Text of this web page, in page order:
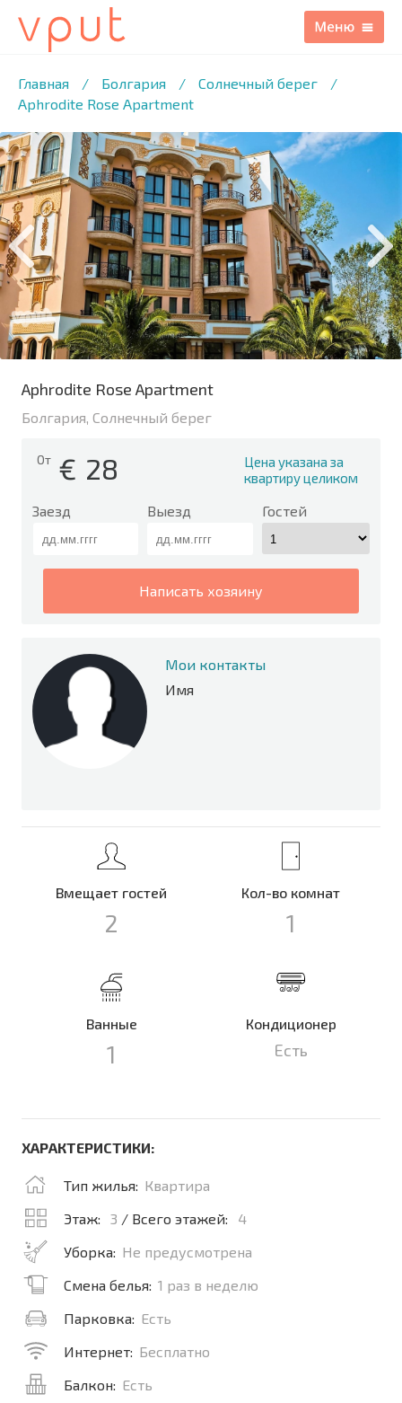
Главная / Болгария / Солнечный берег
/
Aphrodite Rose Apartment
/17 ФОТО
Aphrodite Rose Apartment
Болгария, Солнечный берег
От € 28
Цена указана за
квартиру целиком
Заезд Выезд Гостей
написать хозяину
Мои контакты
Имя
Вмещает гостей
2
Кол-во комнат
1
Ванные
1
Кондиционер
Есть
ХАРАКТЕРИСТИКИ:
Тип жилья: Квартира
Этаж:
3 / Всего этажей:
4
Уборка: Не предусмотрена
Смена белья: 1 раз в неделю
Парковка: Есть
Интернет: Бесплатно
Балкон: Есть